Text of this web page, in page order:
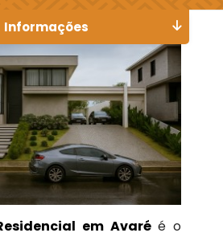
em Avaréé o
Informações